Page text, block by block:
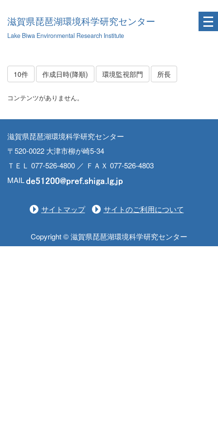
滋賀県琵琶湖環境科学研究センター
Lake Biwa Environmental Research Institute
10件 作成日時(降順) 環境監視部門 所長
コンテンツがありません。
滋賀県琵琶湖環境科学研究センター
〒520-0022 大津市柳が崎5-34
ＴＥＬ 077-526-4800 ／ ＦＡＸ 077-526-4803
MAIL
サイトマップ サイトのご利用について
Copyright © 滋賀県琵琶湖環境科学研究センター